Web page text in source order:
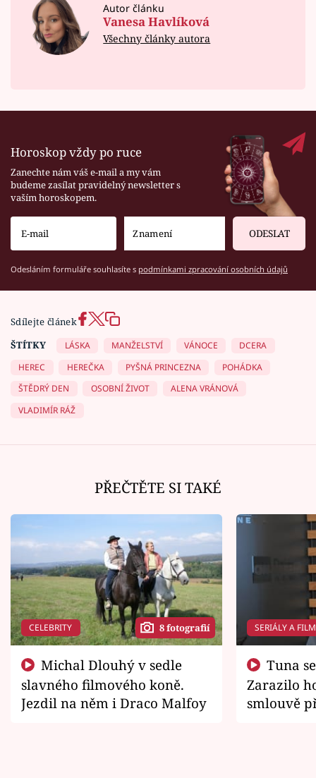
Autor článku
Vanesa Havlíková
Všechny články autora
Horoskop vždy po ruce
Zanechte nám váš e-mail a my vám
budeme zasílat pravidelný newsletter s
vaším horoskopem.
ODESLAT
Odesláním formuláře souhlasíte s podmínkami zpracování osobních údajů
Sdílejte článek
ŠTÍTKY
LÁSKA MANŽELSTVÍ VÁNOCE
DCERA
HEREC
HEREČKA PYŠNÁ PRINCEZNA
POHÁDKA
ŠTĚDRÝ DEN
OSOBNÍ ŽIVOT
ALENA VRÁNOVÁ
VLADIMÍR RÁŽ
PŘEČTĚTE SI TAKÉ
CELEBRITY 8 fotografií
slavného filmového koně.
Jezdil na něm i Draco Malfoy
SERIÁLY A
Zarazilo
smlouvě